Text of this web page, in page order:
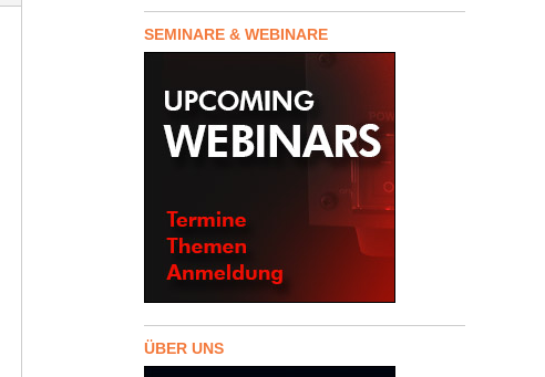
SEMINARE & WEBINARE
ÜBER UNS